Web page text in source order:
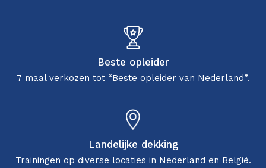
Beste opleider
7 maal verkozen tot “Beste opleider van Nederland”.
Landelijke dekking
Trainingen op diverse locaties in Nederland en België.